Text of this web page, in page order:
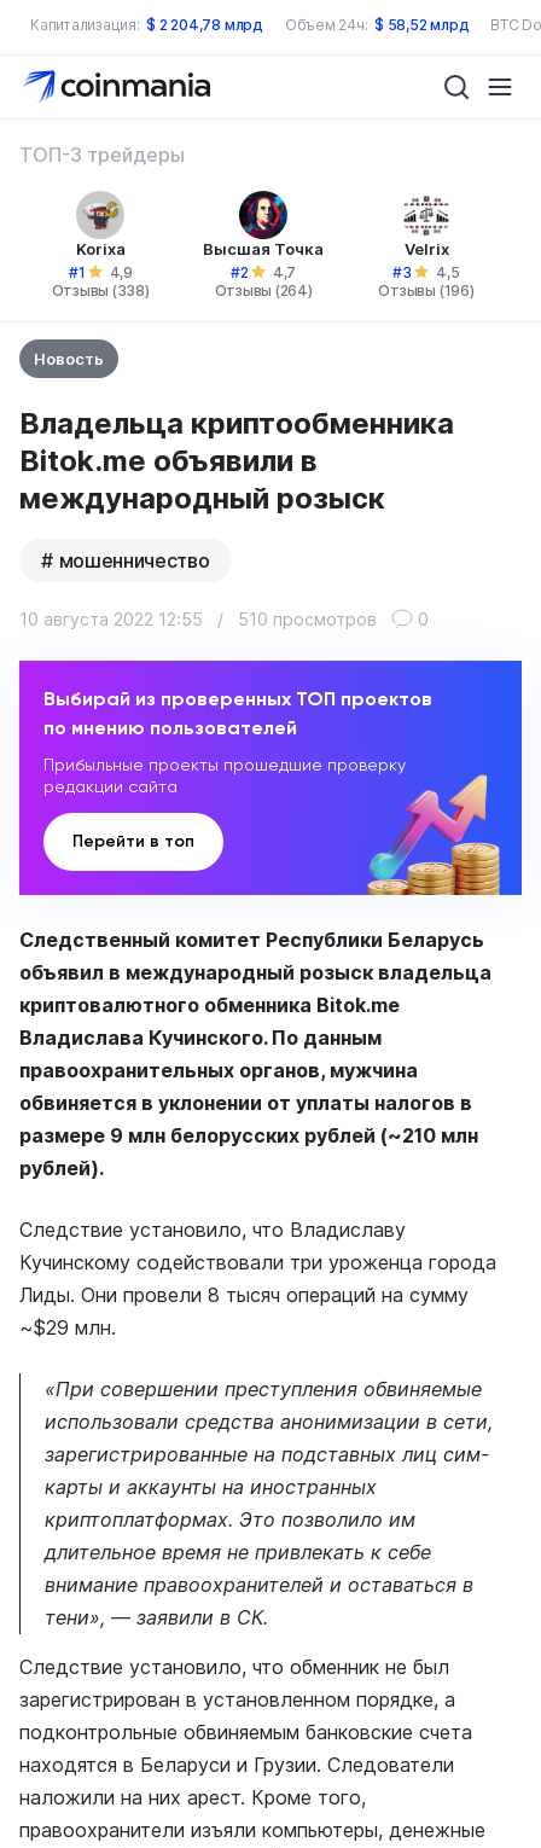
Капитализация: $ 2 204,78 млрд Объем 24ч: $ 58,52 млрд BTC
ТОП-3 трейдеры
Korixa
#1
4,9
Отзывы (338)
Высшая Точка
#2
4,7
Отзывы (264)
Velrix
#3
4,5
Отзывы (196)
Новость
Владельца криптообменника
Bitok.me объявили в
международный розыск
мошенничество
10 августа 2022 12:55 / 510 просмотров 0
Выбирай из проверенных ТОП проектов
по мнению пользователей
Прибыльные проекты прошедшие проверку
редакции сайта
Перейти в топ
Следственный комитет Республики Беларусь
объявил в международный розыск владельца
криптовалютного обменника Bitok.me
Владислава Кучинского. По данным
правоохранительных органов, мужчина
обвиняется в уклонении от уплаты налогов в
размере 9 млн белорусских рублей (~210 млн
рублей).
Следствие установило, что Владиславу
Кучинскому содействовали три уроженца города
Лиды. Они провели 8 тысяч операций на сумму
~$29 млн.
«При совершении преступления обвиняемые
использовали средства анонимизации в сети,
зарегистрированные на подставных лиц сим-
карты и аккаунты на иностранных
криптоплатформах. Это позволило им
длительное время не привлекать к себе
внимание правоохранителей и оставаться в
тени», — заявили в СК.
Следствие установило, что обменник не был
зарегистрирован в установленном порядке, а
подконтрольные обвиняемым банковские счета
находятся в Беларуси и Грузии. Следователи
наложили на них арест. Кроме того,
правоохранители изъяли компьютеры, денежные